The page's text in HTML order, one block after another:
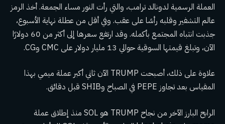
العملة الرسمية لدونالد ترامب، والتي رأت النور مساء الجمعة. أخذ الرمز
عالم التشفير وقلبه رأسًا على عقب. وفي أقل من عطلة نهاية الأسبوع،
جذبت انتباه المجتمع بأكمله. وقد ارتفع سعرها إلى أكثر من 60 دولارًا
الآن، وتبلغ قيمتها السوقية حوالي 13 مليار دولار على CMC وCG.
علاوة على ذلك، أصبحت TRUMP الآن ثاني أكبر عملة ميمي بهذا
المقياس بعد تجاوز PEPE في الصباح وSHIB قبل دقائق.
الرابح البارز الآخر من نجاح TRUMP هو SOL منذ إطلاق عملة